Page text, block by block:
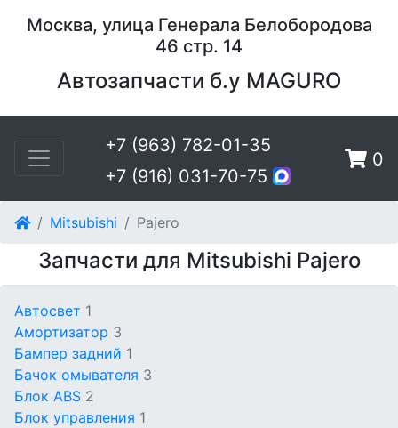
Москва, улица Генерала Белобородова
46 стр. 14
Автозапчасти б.у MAGURO
+7 (963) 782-01-35
+7 (916) 031-70-75
0
Mitsubishi Pajero
Запчасти для Mitsubishi Pajero
Автосвет 1
Амортизатор 3
Бампер задний 1
Бачок омывателя 3
Блок ABS 2
Блок управления 1